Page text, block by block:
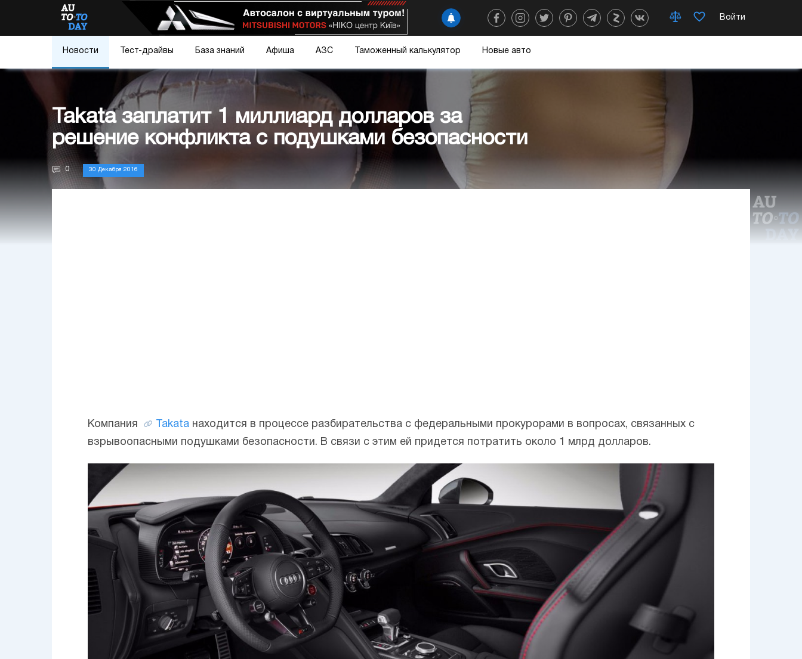
Войти
Новости Тест-драйвы База знаний Афиша АЗС Таможенный калькулятор Новые авто
Takata заплатит 1 миллиард долларов за
решение конфликта с подушками безопасности
0 30 Декабря 2016
Компания Takata находится в процессе разбирательства с федеральными прокурорами в вопросах, связанных с
взрывоопасными подушками безопасности. В связи с этим ей придется потратить около 1 млрд долларов.